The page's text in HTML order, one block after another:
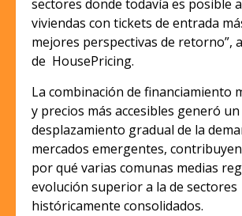
sectores donde todavía es posible
viviendas con tickets de entrada
mejores perspectivas de retorno”,
de HousePricing.
La combinación de financiamiento
y precios más accesibles generó un
desplazamiento gradual de la
mercados emergentes,
por qué varias comunas medias
evolución superior a la de sectores
históricamente consolidados.